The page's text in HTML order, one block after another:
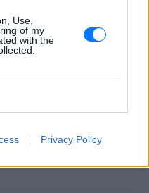
Use,
of my
with the
Privacy Policy
στην Κέρκυρα:
του, με ένα μήνυμα